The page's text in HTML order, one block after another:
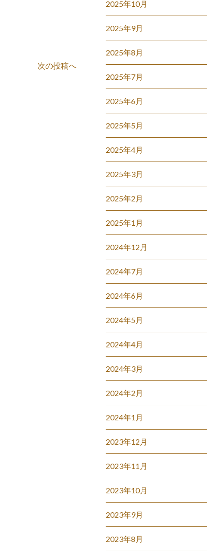
次の投稿へ
2025年10月
2025年9月
2025年8月
2025年7月
2025年6月
2025年5月
2025年4月
2025年3月
2025年2月
2025年1月
2024年12月
2024年7月
2024年6月
2024年5月
2024年4月
2024年3月
2024年2月
2024年1月
2023年12月
2023年11月
2023年10月
2023年9月
2023年8月